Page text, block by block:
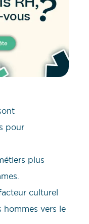
pour
plus
culturel
hommes vers le